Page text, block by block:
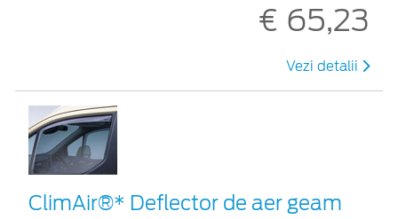
€ 65,23
Vezi detalii
ClimAir®* Deflector de aer geam